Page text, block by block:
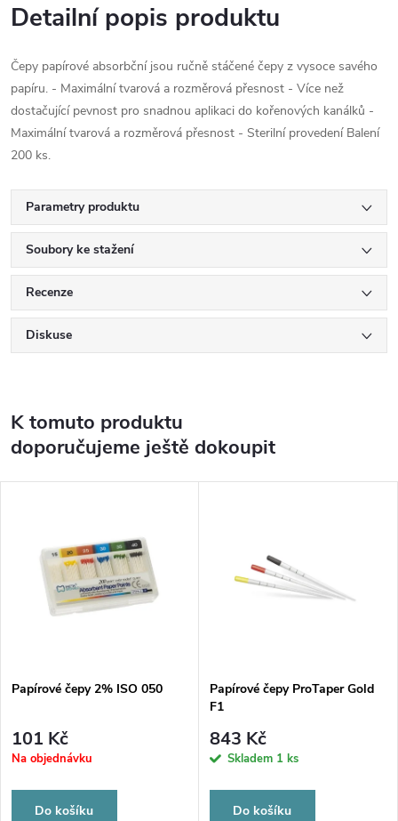
Detailní popis produktu
Čepy papírové absorbční jsou ručně stáčené čepy z vysoce savého
papíru. - Maximální tvarová a rozměrová přesnost - Více než
dostačující pevnost pro snadnou aplikaci do kořenových kanálků -
Maximální tvarová a rozměrová přesnost - Sterilní provedení Balení
200 ks.
Parametry produktu
Soubory ke stažení
Recenze
Diskuse
K tomuto produktu
doporučujeme ještě dokoupit
Papírové čepy 2% ISO 050
101 Kč
Na objednávku
Do košíku
Papírové čepy ProTaper Gold
F1
843 Kč
Skladem 1 ks
Do košíku